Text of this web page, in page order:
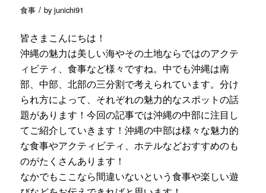
食事 / by junichi91
皆さまこんにちは！
沖縄の魅力は美しい海やその土地ならではのアクテ
ィビティ、食事など様々ですね。中でも沖縄は南
部、中部、北部の三分割で考えられています。分け
られ方によって、それぞれの魅力的なスポットの話
題があります！今回の記事では沖縄の中部に注目し
てご紹介していきます！沖縄の中部は様々な魅力的
な食事やアクティビティ、ホテルなどおすすめのも
のがたくさんあります！
なかでもここなら間違いないという食事や楽しい遊